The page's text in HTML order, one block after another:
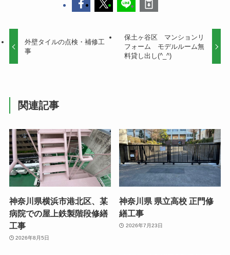
外壁タイルの点検・補修工
事
保土ヶ谷区 マンションリ
フォーム モデルルーム無
料貸し出し(^_^)
関連記事
神奈川県横浜市港北区、某
病院での屋上鉄製階段修繕
工事
2026年8月5日
神奈川県 県立高校 正門修
繕工事
2026年7月23日